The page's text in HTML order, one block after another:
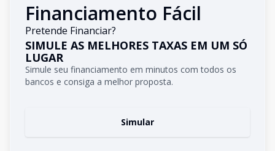
Financiamento Fácil
Pretende Financiar?
SIMULE AS MELHORES TAXAS EM UM SÓ
LUGAR
Simule seu financiamento em minutos com todos os
bancos e consiga a melhor proposta.
Simular